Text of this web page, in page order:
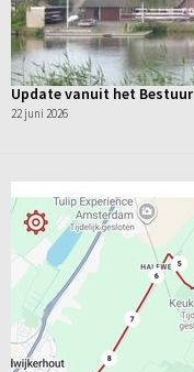
Update vanuit het Bestuur
22 juni 2026